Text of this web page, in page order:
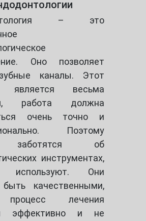
– это
Оно позволяет
каналы. Этот
является весьма
работа должна
очень точно и
Поэтому
заботятся об
инструментах,
используют. Они
качественными,
лечения
эффективно и не